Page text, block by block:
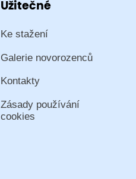
Užitečné
Ke stažení
Galerie novorozenců
Kontakty
Zásady používání
cookies